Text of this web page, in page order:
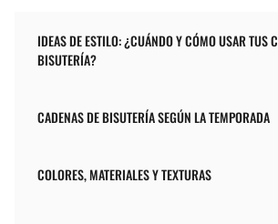
IDEAS DE ESTILO: ¿CUÁNDO Y CÓMO USAR TUS
BISUTERÍA?
CADENAS DE BISUTERÍA SEGÚN LA TEMPORADA
COLORES, MATERIALES Y TEXTURAS